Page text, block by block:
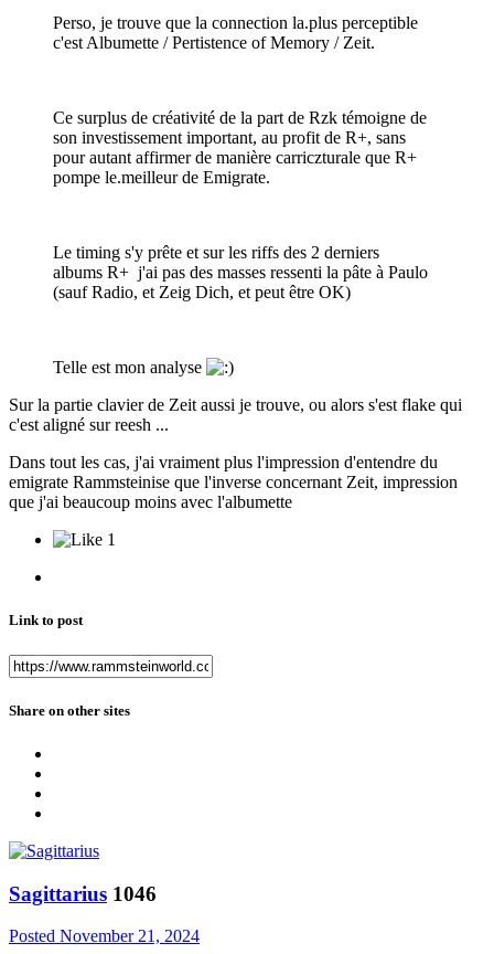
Perso, je trouve que la connection la.plus perceptible
c'est Albumette / Pertistence of Memory / Zeit.
Ce surplus de créativité de la part de Rzk témoigne de
son investissement important, au profit de R+, sans
pour autant affirmer de manière carriczturale que R+
pompe le.meilleur de Emigrate.
Le timing s'y prête et sur les riffs des 2 derniers
albums R+ j'ai pas des masses ressenti la pâte à Paulo
(sauf Radio, et Zeig Dich, et peut être OK)
Telle est mon analyse
Sur la partie clavier de Zeit aussi je trouve, ou alors s'est flake qui
c'est aligné sur reesh ...
Dans tout les cas, j'ai vraiment plus l'impression d'entendre du
emigrate Rammsteinise que l'inverse concernant Zeit, impression
que j'ai beaucoup moins avec l'albumette
1
Link to post
Share on other sites
Sagittarius 1046
Posted November 21, 2024